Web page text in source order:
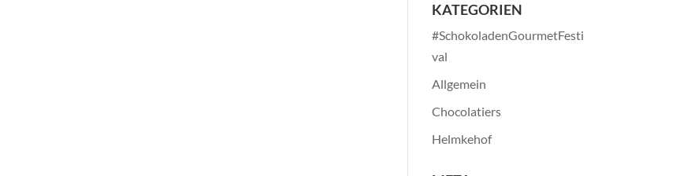
KATEGORIEN
#SchokoladenGourmetFesti
val
Allgemein
Chocolatiers
Helmkehof